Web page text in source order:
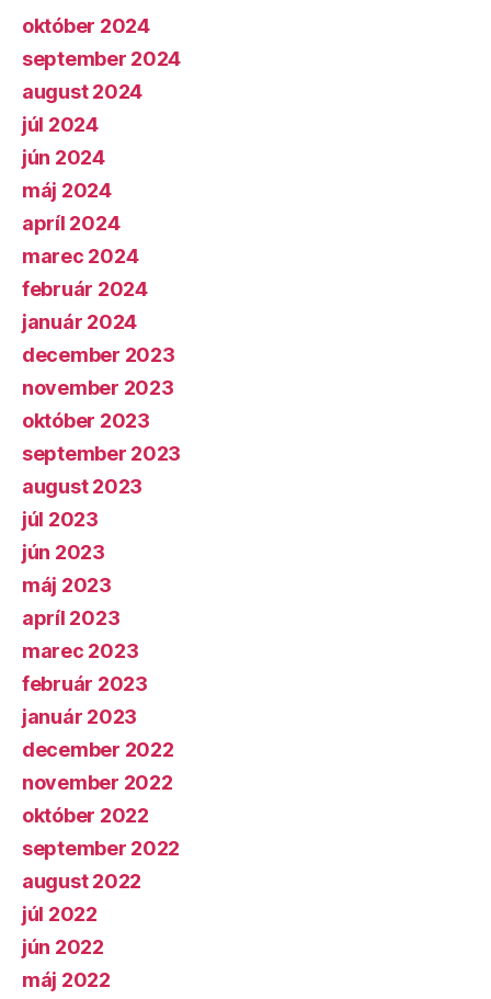
október 2024
september 2024
august 2024
júl 2024
jún 2024
máj 2024
apríl 2024
marec 2024
február 2024
január 2024
december 2023
november 2023
október 2023
september 2023
august 2023
júl 2023
jún 2023
máj 2023
apríl 2023
marec 2023
február 2023
január 2023
december 2022
november 2022
október 2022
september 2022
august 2022
júl 2022
jún 2022
máj 2022